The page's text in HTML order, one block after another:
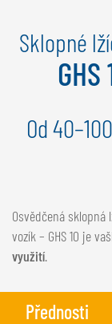
FRANÇAIS
GÖWEIL Schweiz
Sklopné
Od
Osvědčená
vozík – GHS 10 je
využití.
Přednosti